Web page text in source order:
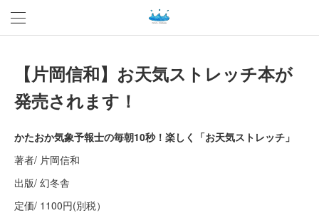
【片岡信和】お天気ストレッチ本が
発売されます！
かたおか気象予報士の毎朝10秒！楽しく「お天気ストレッチ」
著者/ 片岡信和
出版/ 幻冬舎
定価/ 1100円(別税）